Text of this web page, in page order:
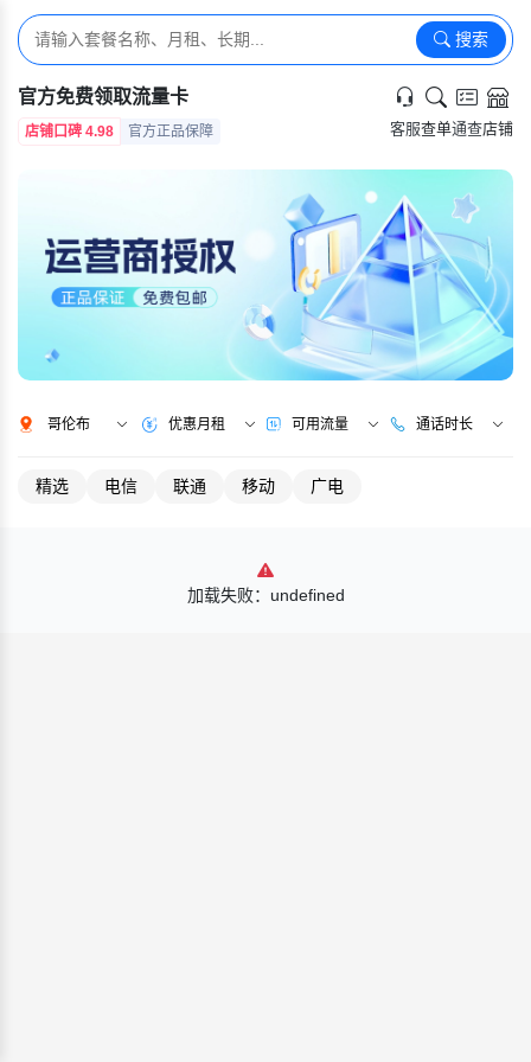
搜索
官方免费领取流量卡
店铺口碑 4.98 官方正品保障 客服查单通查店铺
哥伦布 优惠月租 可用流量 通话时长
精选 电信 联通 移动 广电
加载失败：undefined